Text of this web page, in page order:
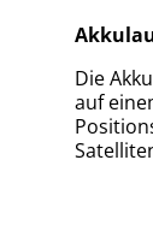
Die
auf